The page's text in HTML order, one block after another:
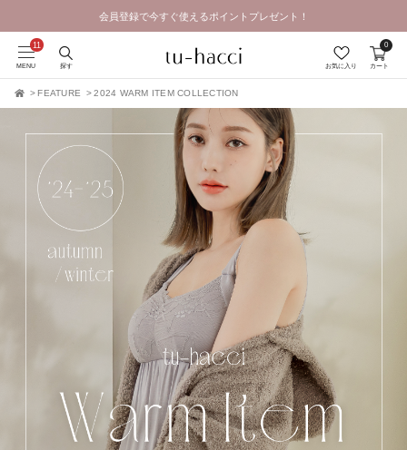
会員登録で今すぐ使えるポイントプレゼント！
MENU 探す お気に入り カート
0
FEATURE 2024 WARM ITEM COLLECTION